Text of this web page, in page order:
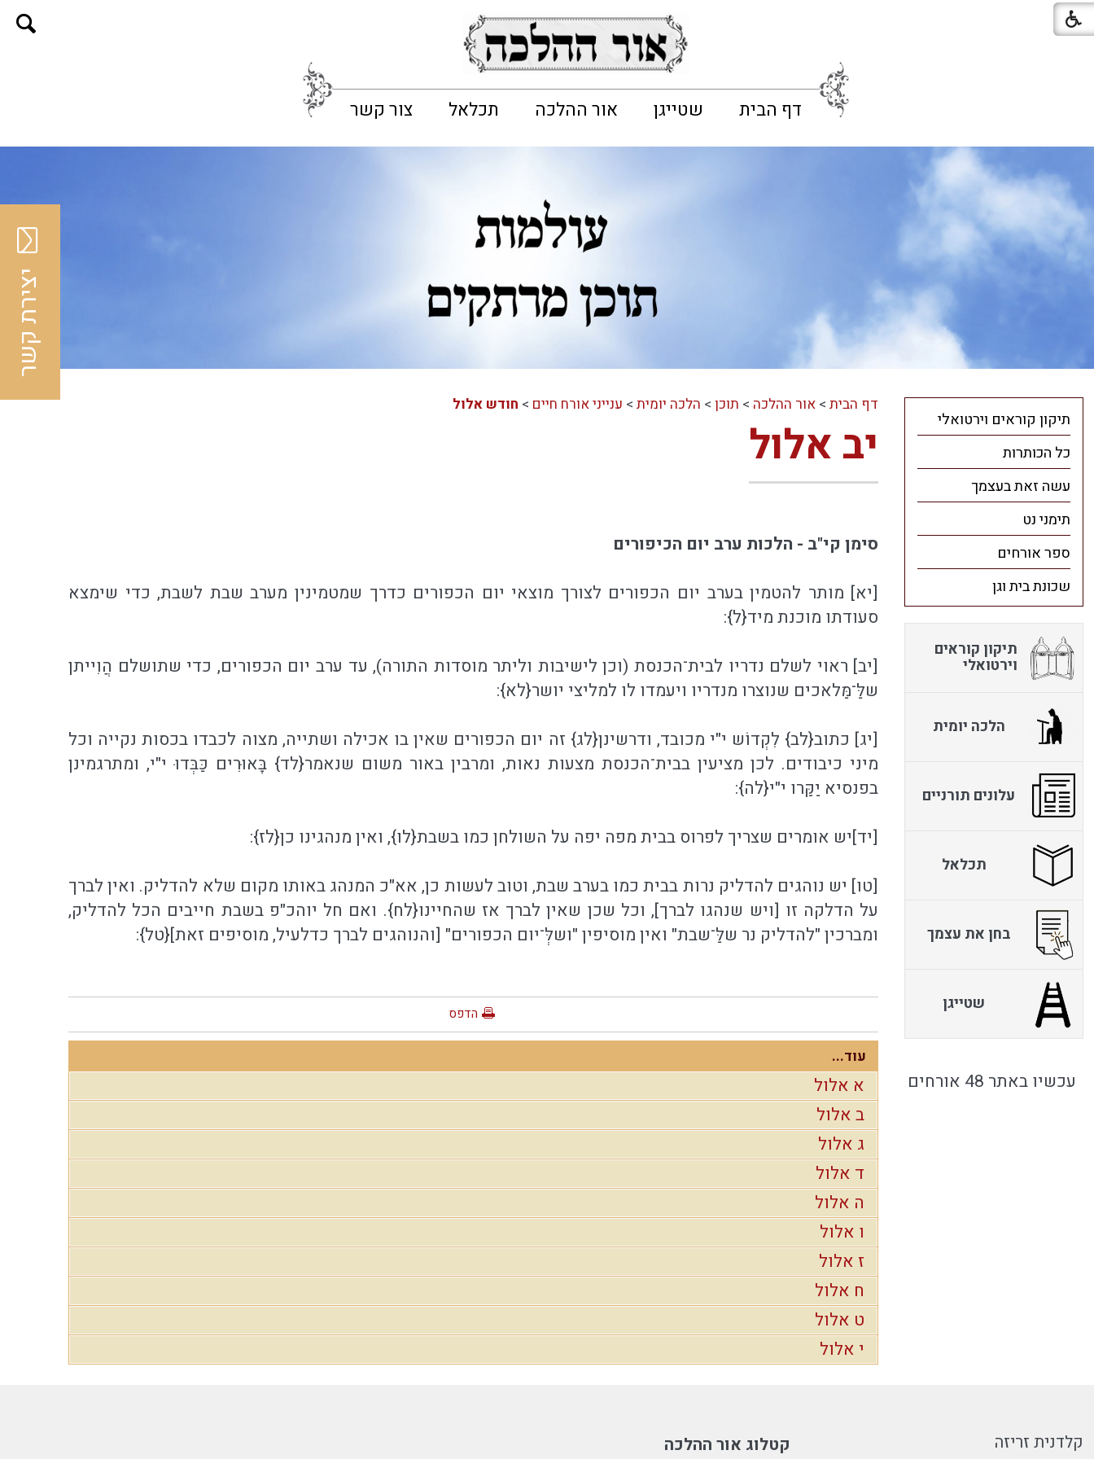
דף הבית שטייגן אור ההלכה תכלאל צור קשר
דף הבית> אור ההלכה > תוכן> הלכה יומית> ענייני אורח חיים > חודש אלול
יב אלול
סימן קי"ב - הלכות ערב יום הכיפורים
[יא] מותר להטמין בערב יום הכפורים לצורך מוצאי יום הכפורים כדרך שמטמינין מערב שבת לשבת, כדי שימצא
סעודתו מוכנת מיד{ל}:
[יב] ראוי לשלם נדריו לבית־הכנסת (וכן לישיבות וליתר מוסדות התורה), עד ערב יום הכפורים, כדי שתושלם הֲוִייתן
שלַּ־מַּלאכים שנוצרו מנדריו ויעמדו לו למליצי יושר{לא}:
[יג] כתוב{לב} לִקְדוֹש י"י מכובד, ודרשינן{לג} זה יום הכפורים שאין בו אכילה ושתייה, מצוה לכבדו בכסות נקייה וכל
מיני כיבודים. לכן מציעין בבית־הכנסת מצעות נאות, ומרבין באור משום שנאמר{לד} בָּאוּרִים כַּבְּדוּ י"י, ומתרגמינן
בפנסיא יַקַּרו י"י{לה}:
[יד]יש אומרים שצריך לפרוס בבית מפה יפה על השולחן כמו בשבת{לו}, ואין מנהגינו כן{לז}:
[טו] יש נוהגים להדליק נרות בבית כמו בערב שבת, וטוב לעשות כן, אא"כ המנהג באותו מקום שלא להדליק. ואין לברך
על הדלקה זו [ויש שנהגו לברך], וכל שכן שאין לברך אז שהחיינו{לח}. ואם חל יוהכ"פ בשבת חייבים הכל להדליק,
ומברכין "להדליק נר שלַּ־שבת" ואין מוסיפין "ושלְּ־יום הכפורים" [והנוהגים לברך כדלעיל, מוסיפים זאת]{טל}:
הדפס
עוד...
א אלול
ב אלול
ג אלול
ד אלול
ה אלול
ו אלול
ז אלול
ח אלול
ט אלול
י אלול
תיקון קוראים וירטואלי
כל הכותרות
עשה זאת בעצמך
תימני נט
ספר אורחים
שכונת בית וגן
תיקון קוראים
וירטואלי
הלכה יומית
עלונים תורניים
תכלאל
בחן את עצמך
שטייגן
עכשיו באתר 48 אורחים
קלדנית זריזה קטלוג אור ההלכה
יצירת קשר